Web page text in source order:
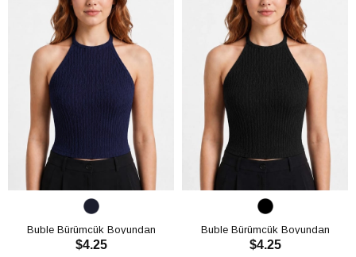
Buble Bürümcük Boyundan
Bağlamalı Crop CH3013
$4.25
Buble Bürümcük Boyundan
Bağlamalı Crop CH3013
$4.25